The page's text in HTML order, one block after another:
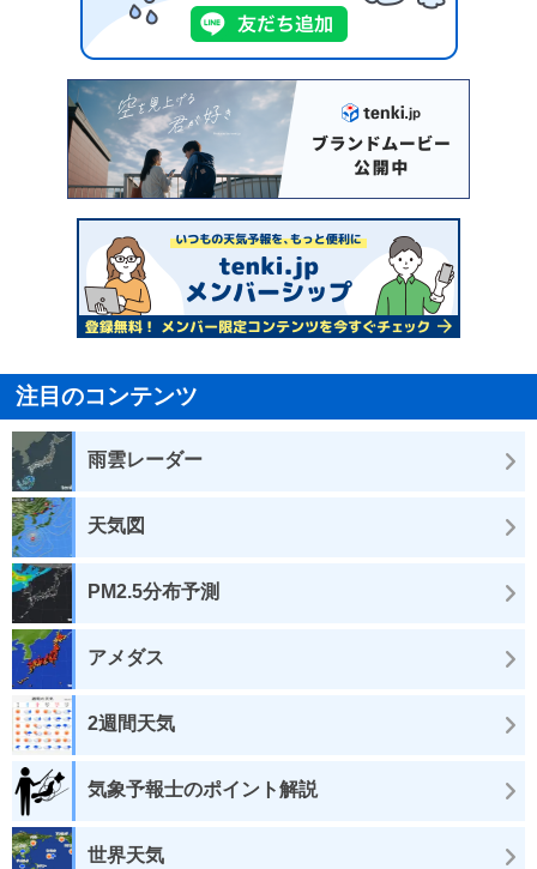
注目のコンテンツ
雨雲レーダー
天気図
PM2.5分布予測
アメダス
2週間天気
気象予報士のポイント解説
世界天気